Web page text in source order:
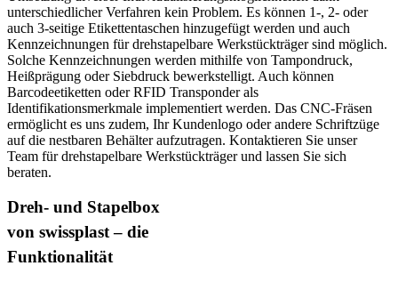
unterschiedlicher Verfahren kein Problem. Es können 1-, 2- oder
auch 3-seitige Etikettentaschen hinzugefügt werden und auch
Kennzeichnungen für drehstapelbare Werkstückträger sind möglich.
Solche Kennzeichnungen werden mithilfe von Tampondruck,
Heißprägung oder Siebdruck bewerkstelligt. Auch können
Barcodeetiketten oder RFID Transponder als
Identifikationsmerkmale implementiert werden. Das CNC-Fräsen
ermöglicht es uns zudem, Ihr Kundenlogo oder andere Schriftzüge
auf die nestbaren Behälter aufzutragen. Kontaktieren Sie unser
Team für drehstapelbare Werkstückträger und lassen Sie sich
beraten.
Dreh- und Stapelbox
von swissplast – die
Funktionalität